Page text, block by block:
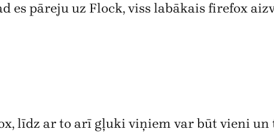
es pāreju uz Flock, viss labākais firefox
līdz ar to arī gļuki viņiem var būt vieni